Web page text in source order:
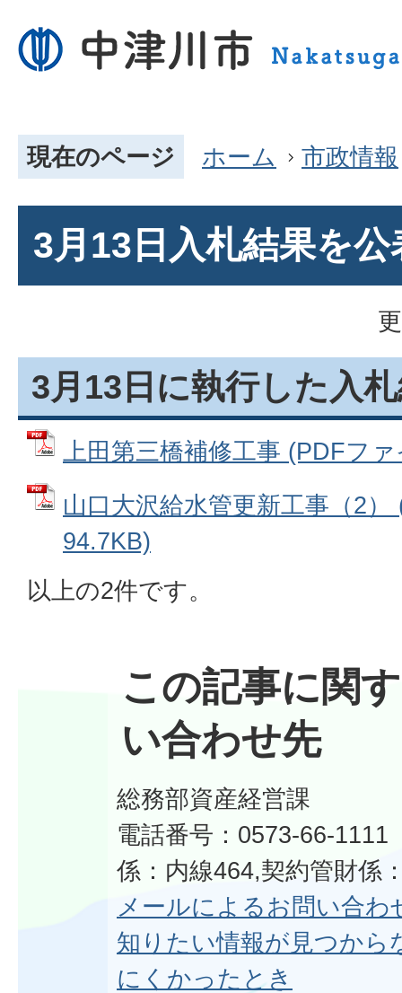
現在のページ ホーム 市政情報
3月13日入札結果を
3月13日に執行した入
上田第三橋補修工事 (PDFフ
山口大沢給水管更新工事（2
94.7KB)
以上の2件です。
この記事に関
い合わせ先
総務部資産経営課
電話番号：0573-66-1111
係：内線464,契約管財係
メールによるお問い合わ
知りたい情報が見つから
にくかったとき